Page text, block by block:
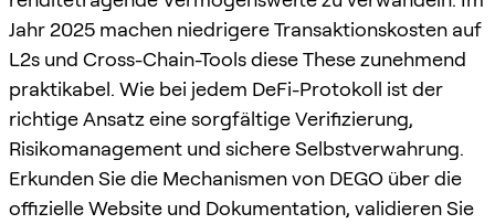
Jahr 2025 machen niedrigere Transaktionskosten auf
L2s und Cross-Chain-Tools diese These zunehmend
praktikabel. Wie bei jedem DeFi-Protokoll ist der
richtige Ansatz eine sorgfältige Verifizierung,
Risikomanagement und sichere Selbstverwahrung.
Erkunden Sie die Mechanismen von DEGO über die
offizielle Website und Dokumentation, validieren Sie